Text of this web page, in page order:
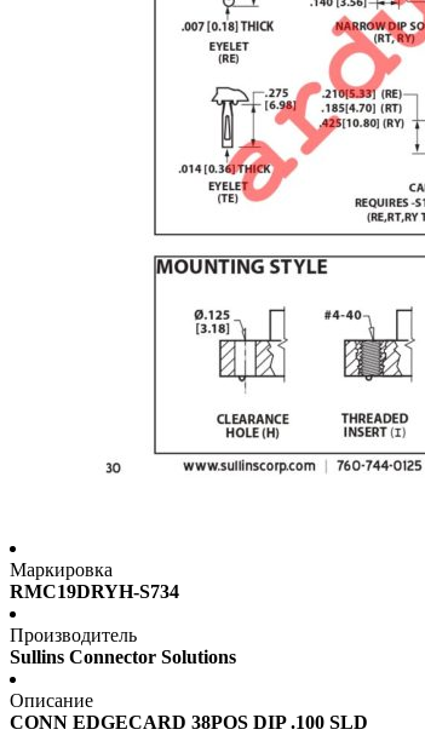
Маркировка
RMC19DRYH-S734
Производитель
Sullins Connector Solutions
Описание
CONN EDGECARD 38POS DIP .100 SLD